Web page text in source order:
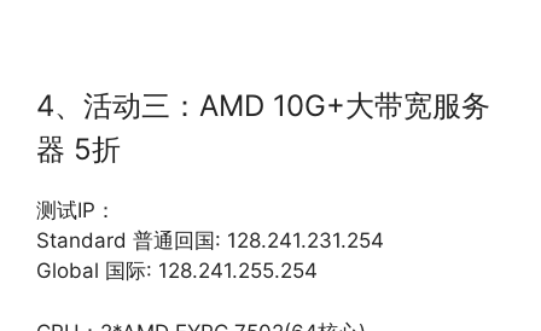
4、活动三：AMD 10G+大带宽服务
器 5折
测试IP：
Standard 普通回国: 128.241.231.254
Global 国际: 128.241.255.254